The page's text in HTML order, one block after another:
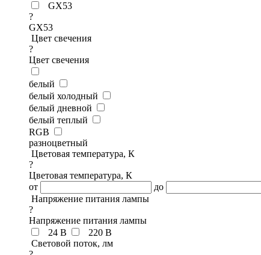
GX53
?
GX53
Цвет свечения
?
Цвет свечения
белый
белый холодный
белый дневной
белый теплый
RGB
разноцветный
Цветовая температура, К
?
Цветовая температура, К
от
до
Напряжение питания лампы
?
Напряжение питания лампы
24 В
220 В
Световой поток, лм